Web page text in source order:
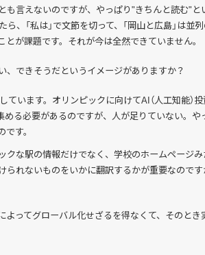
も言えないのですが、やっぱり"きちんと読む"と
、「私は」で文節を切って、「岡山と広島」は並
が課題です。それが今は全然できていません。
、できそうだというイメージがありますか？
います。オリンピックに向けてAI（人工知能）
める必要があるのですが、人が足りていない。や
す。
クな駅の情報だけでなく、学校のホームページみ
られないものをいかに翻訳するかが重要なので
よってグローバル化せざるを得なくて、そのとき